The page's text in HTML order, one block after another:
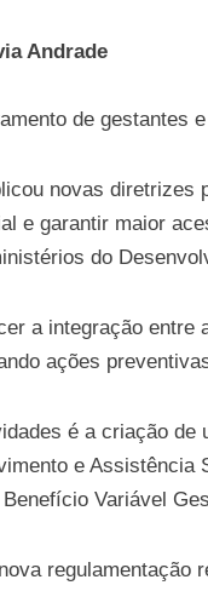
Andrade
de gestantes
novas diretrizes
e garantir maior
do
a integração
ações
é a criação
e
Variável
regulamentação